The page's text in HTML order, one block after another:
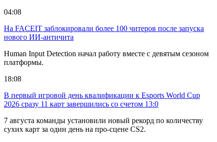
04:08
На FACEIT заблокировали более 100 читеров после запуска
нового ИИ-античита
Human Input Detection начал работу вместе с девятым сезоном
платформы.
18:08
В первый игровой день квалификации к Esports World Cup
2026 сразу 11 карт завершились со счетом 13:0
7 августа команды установили новый рекорд по количеству
сухих карт за один день на про-сцене CS2.